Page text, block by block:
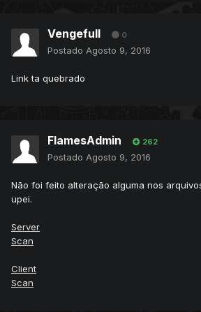
Vengefull 0
Postado Agosto 9, 2016
Link ta quebrado
FlamesAdmin 262
Postado Agosto 9, 2016
Não foi feito alteração alguma nos
upei.
Server
Scan
Client
Scan